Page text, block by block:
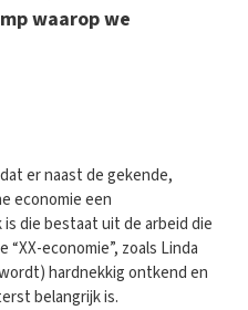
waarop we
er naast de gekende,
economie een
die bestaat uit de arbeid die
economie”, zoals Linda
hardnekkig ontkend en
belangrijk is.